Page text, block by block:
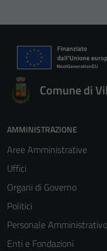
Comune di
AMMINISTRAZIONE
Aree Amministrative
Uffici
Organi di Governo
Politici
Personale Amministrativo
Enti e Fondazioni